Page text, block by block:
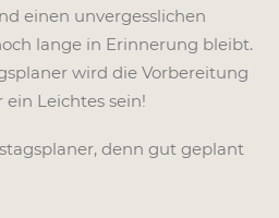
einen unvergesslichen
lange in Erinnerung bleibt.
wird die Vorbereitung
Leichtes sein!
denn gut geplant